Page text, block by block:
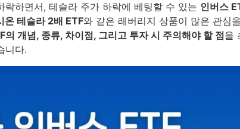
하면서, 테슬라 주가 하락에 베팅할 수 있는 인버스
온 테슬라 2배 ETF와 같은 레버리지 상품이 많은 관심
의 개념, 종류, 차이점, 그리고 투자 시 주의해야 할 점을
니다.